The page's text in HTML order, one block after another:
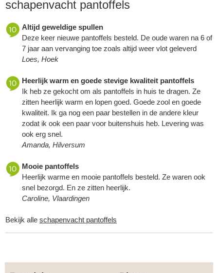
schapenvacht pantoffels
Altijd geweldige spullen
Deze keer nieuwe pantoffels besteld. De oude waren na 6 of
7 jaar aan vervanging toe zoals altijd weer vlot geleverd
Loes, Hoek
Heerlijk warm en goede stevige kwaliteit pantoffels
Ik heb ze gekocht om als pantoffels in huis te dragen. Ze
zitten heerlijk warm en lopen goed. Goede zool en goede
kwaliteit. Ik ga nog een paar bestellen in de andere kleur
zodat ik ook een paar voor buitenshuis heb. Levering was
ook erg snel.
Amanda, Hilversum
Mooie pantoffels
Heerlijk warme en mooie pantoffels besteld. Ze waren ook
snel bezorgd. En ze zitten heerlijk.
Caroline, Vlaardingen
Bekijk alle schapenvacht pantoffels